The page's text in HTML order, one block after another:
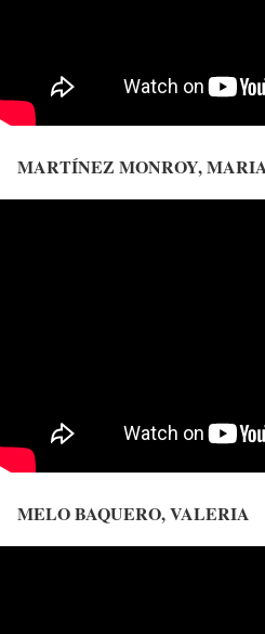
MARTÍNEZ MONROY,
MELO BAQUERO, VALERIA